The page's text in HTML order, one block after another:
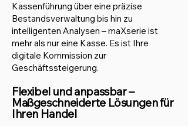
Kassenführung über eine präzise
Bestandsverwaltung bis hin zu
intelligenten Analysen – maXserie ist
mehr als nur eine Kasse. Es ist Ihre
digitale Kommission zur
Geschäftssteigerung.
Flexibel und anpassbar –
Maßgeschneiderte Lösungen für
Ihren Handel